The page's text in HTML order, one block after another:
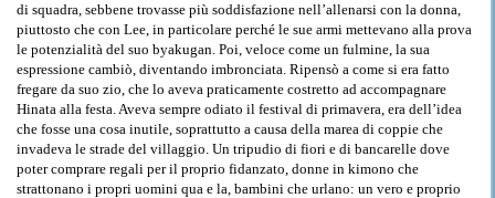
di squadra, sebbene trovasse più soddisfazione nell’allenarsi con la donna,
piuttosto che con Lee, in particolare perché le sue armi mettevano alla prova
le potenzialità del suo byakugan. Poi, veloce come un fulmine, la sua
espressione cambiò, diventando imbronciata. Ripensò a come si era fatto
fregare da suo zio, che lo aveva praticamente costretto ad accompagnare
Hinata alla festa. Aveva sempre odiato il festival di primavera, era dell’idea
che fosse una cosa inutile, soprattutto a causa della marea di coppie che
invadeva le strade del villaggio. Un tripudio di fiori e di bancarelle dove
poter comprare regali per il proprio fidanzato, donne in kimono che
strattonano i propri uomini qua e la, bambini che urlano: un vero e proprio